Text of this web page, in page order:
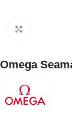
Omega